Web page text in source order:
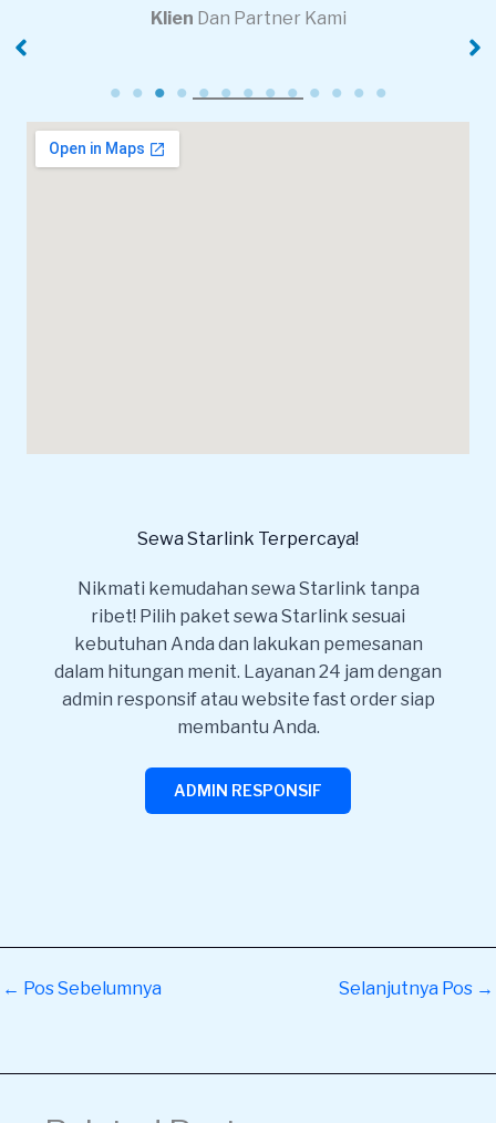
Klien Dan Partner Kamipt pola kreasi
Sewa Starlink Terpercaya!
Nikmati kemudahan sewa Starlink tanpa
ribet! Pilih paket sewa Starlink sesuai
kebutuhan Anda dan lakukan pemesanan
dalam hitungan menit. Layanan 24 jam dengan
admin responsif atau website fast order siap
membantu Anda.
ADMIN RESPONSIF
← Pos Sebelumnya Selanjutnya Pos →